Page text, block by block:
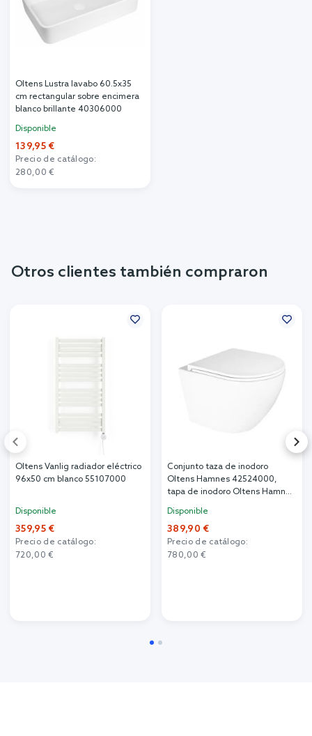
Oltens Lustra lavabo 60.5x35
cm rectangular sobre encimera
blanco brillante 40306000
Disponible
139,95 €
Precio de catálogo:
280,00 €
Otros clientes también compraron
Oltens Vanlig radiador eléctrico
96x50 cm blanco 55107000
Disponible
359,95 €
Precio de catálogo:
720,00 €
Conjunto taza de inodoro
Oltens Hamnes 42524000,
tapa de inodoro Oltens Hamnes
Disponible
389,90 €
Precio de catálogo:
780,00 €